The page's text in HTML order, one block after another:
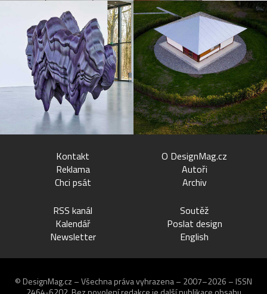
Kontakt
Reklama
Chci psát
O DesignMag.cz
Autoři
Archiv
RSS kanál
Kalendář
Newsletter
Soutěž
Poslat design
English
© DesignMag.cz – Všechna práva vyhrazena – 2007–2026 – ISSN